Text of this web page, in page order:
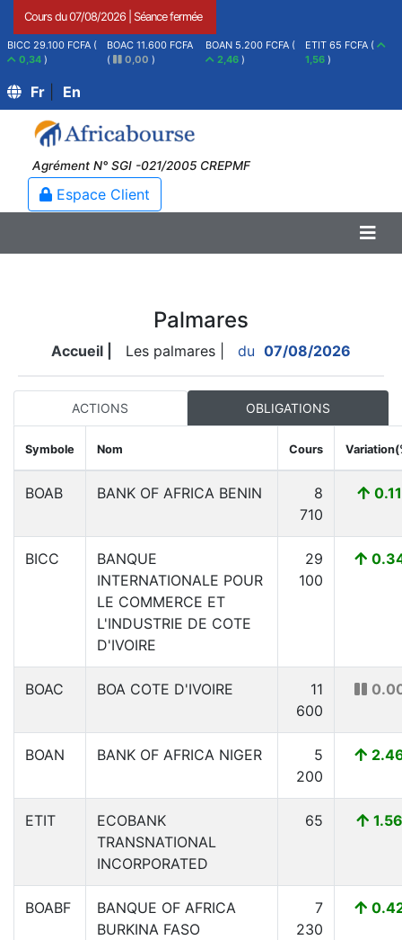
Cours du07/08/2026 Séance fermée
BICC 29.100 FCFA (
0,34 )
BOAC 11.600 FCFA
(
0,00 )
BOAN 5.200 FCFA (
2,46 )
ETIT 65 FCFA (
1,56 )
Fr En
Agrément N° SGI -021/2005 CREPMF
Espace Client
Palmares
Accueil | Les palmares | du 07/08/2026
ACTIONS OBLIGATIONS
Symbole Nom Cours
BOAB BANK OF AFRICA BENIN
8
710
0.11
BICC
BANQUE
INTERNATIONALE POUR
LE COMMERCE ET
L'INDUSTRIE DE COTE
D'IVOIRE
29
100
BOAC BOA COTE D'IVOIRE
11
600
BOAN BANK OF AFRICA NIGER
5
200
ETIT
ECOBANK
TRANSNATIONAL
INCORPORATED
65 1.56
BOABF
BANQUE OF AFRICA
BURKINA FASO
7
230